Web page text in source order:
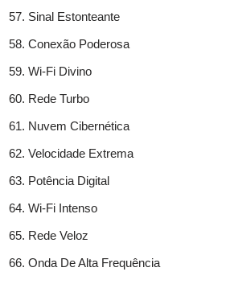
Sinal Estonteante
Conexão Poderosa
Wi-Fi Divino
Rede Turbo
Nuvem Cibernética
Velocidade Extrema
Potência Digital
Wi-Fi Intenso
Rede Veloz
Onda De Alta Frequência